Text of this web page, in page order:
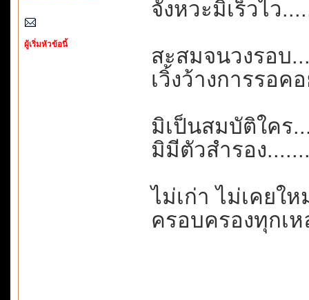
ผู้เริ่มหัวข้อนี้
จังหวะมิเร็วไว
สะสมจนวงรอบ
เวิ้งว้างการรอ
มิเป็นสมบัติใคร
มิมีตัวสำรอง
ไม่เก่า ไม่เคยใ
ครอบครองทุกเ